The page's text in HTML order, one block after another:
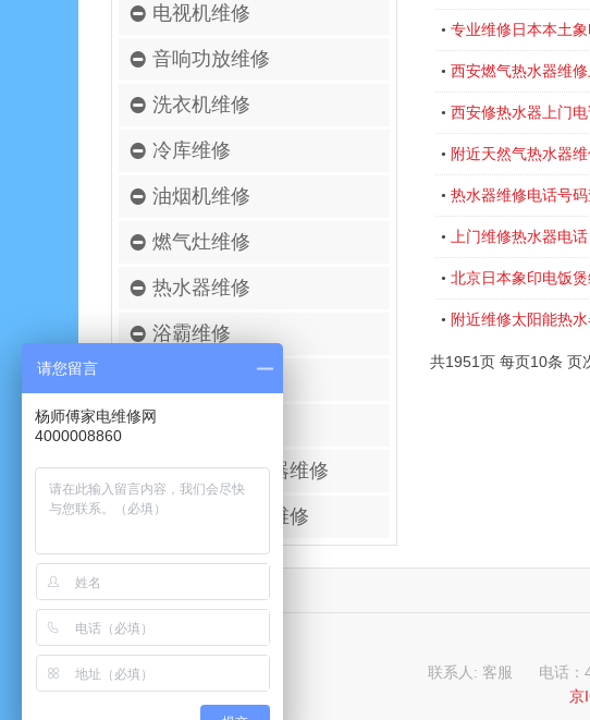
电视机维修
音响功放维修
洗衣机维修
冷库维修
油烟机维修
燃气灶维修
热水器维修
浴霸维修
壁挂炉维修
进口空气净化器维修
太阳能热水器维修
• 专业维修日本本土
• 西安燃气热水器维
• 西安修热水器上门
• 附近天然气热水器
• 热水器维修电话号
• 上门维修热水器电话
• 北京日本象印电饭
• 附近维修太阳能热
共1951页 每页10条 页
联系人: 客服
电话：
京
请您留言
杨师傅家电维修网
4000008860